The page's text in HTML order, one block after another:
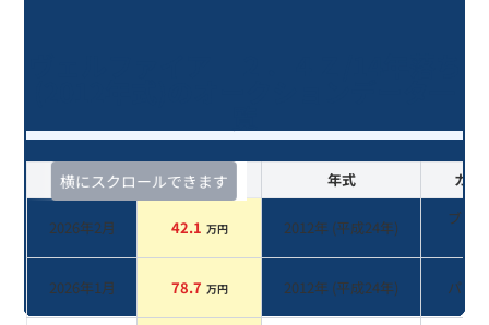
横にスクロールできます
査定時期 セルカ実績 年式 カラ
2026年2月 42.1 万円 2012年 (平成24年)
ブラ
2026年1月 78.7 万円 2012年 (平成24年) パール